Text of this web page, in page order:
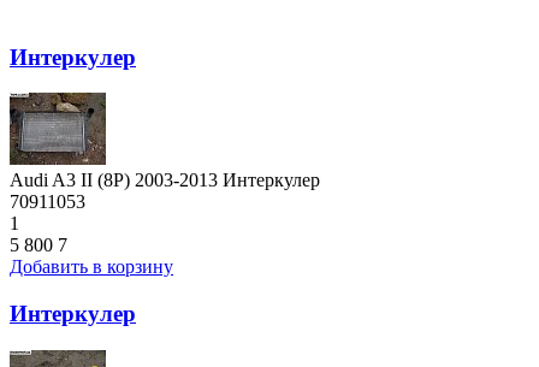
Интеркулер
Audi A3 II (8P) 2003-2013 Интеркулер
70911053
1
5 800 7
Добавить в корзину
Интеркулер